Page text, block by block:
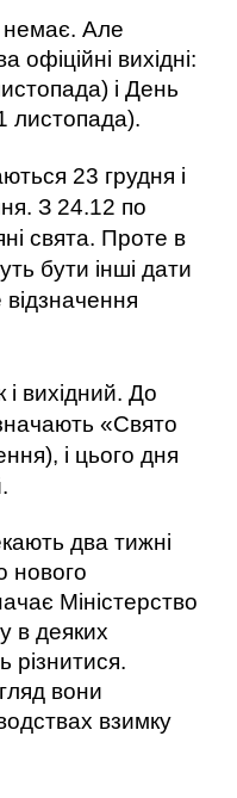
немає. Але
вихідні:
і День
листопада).
23 грудня і
З 24.12 по
свята. Проте в
бути інші дати
вихідний. До
«Свято
і цього дня
два тижні
нового
Міністерство
в деяких
різнитися.
вони
взимку